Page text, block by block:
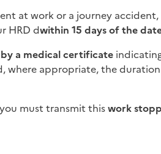
at work or a journey
HRD dwithin 15 days of the
a medical certificate
where appropriate, the
must transmit thiswork